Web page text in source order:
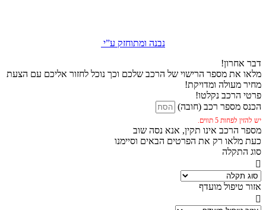
נבנה ומתוחזק ע”י
דבר אחרון!
מלאו את מספר הרישוי של הרכב שלכם וכך נוכל לחזור אליכם עם הצעת
מחיר מעולה ומדויקת!
פרטי הרכב נקלטו!
הכנס מספר רכב (חובה)
יש להזין לפחות 5 תווים.
מספר הרכב אינו תקין, אנא נסה שוב
כעת מלאו רק את הפרטים הבאים וסיימנו
סוג התקלה
אזור טיפול מועדף